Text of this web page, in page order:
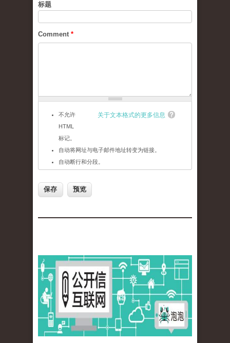
标题
Comment *
关于文本格式的更多信息
不允许
HTML
标记。
自动将网址与电子邮件地址转变为链接。
自动断行和分段。